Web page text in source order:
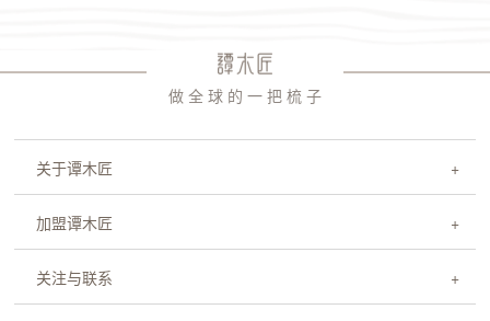
做 全 球 的 一 把 梳 子
关于谭木匠
加盟谭木匠
关注与联系